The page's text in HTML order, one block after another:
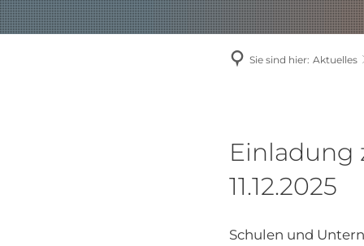
Sie sind hier: Aktuelles
11.12.2025
Schulen und